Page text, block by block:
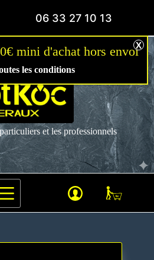
d’outils
06 33 27 10 13
et les professionnels
les conditions